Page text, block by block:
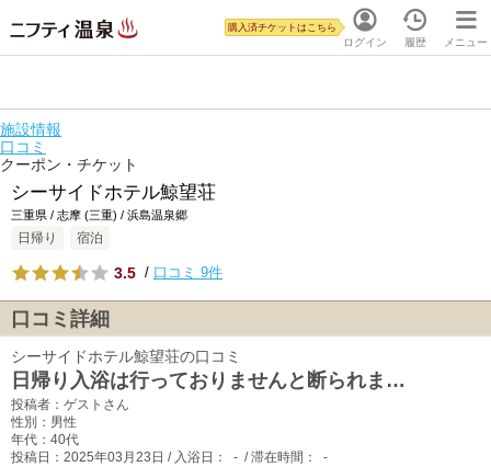
ログイン
購入済チケットはこちら
履歴 メニュー
施設情報
口コミ
クーポン・チケット
シーサイドホテル鯨望荘
三重県 / 志摩 (三重) / 浜島温泉郷
日帰り 宿泊
3.5 / 口コミ 9件
口コミ詳細
シーサイドホテル鯨望荘の口コミ
日帰り入浴は行っておりませんと断られま…
投稿者：ゲストさん
性別：男性
年代：40代
投稿日：2025年03月23日 / 入浴日： - / 滞在時間： -